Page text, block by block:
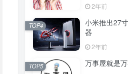
2年前
小米推出27
器
2年前
TOP4
万事屋就是
TOP5